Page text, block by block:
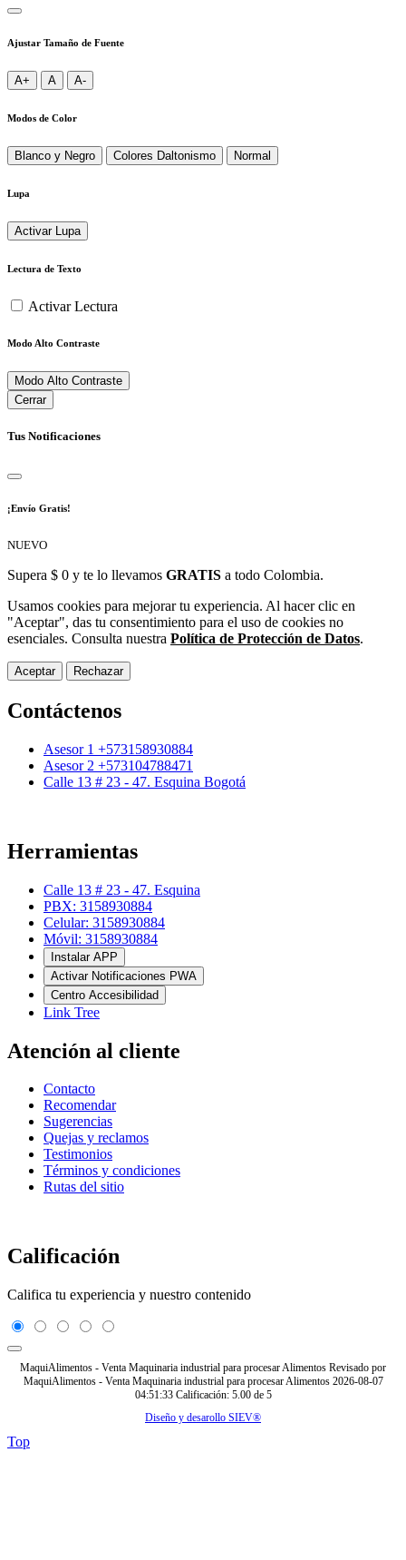
Ajustar Tamaño de Fuente
A+ A A-
Modos de Color
Blanco y Negro Colores Daltonismo Normal
Lupa
Activar Lupa
Lectura de Texto
Activar Lectura
Modo Alto Contraste
Modo Alto Contraste
Cerrar
Tus Notificaciones
¡Envío Gratis!
NUEVO
Supera $ 0 y te lo llevamos GRATIS a todo Colombia.
Usamos cookies para mejorar tu experiencia. Al hacer clic en
"Aceptar", das tu consentimiento para el uso de cookies no
esenciales. Consulta nuestra Política de Protección de Datos.
Aceptar Rechazar
Contáctenos
Asesor 1 +573158930884
Asesor 2 +573104788471
Calle 13 # 23 - 47. Esquina Bogotá
Herramientas
Calle 13 # 23 - 47. Esquina
PBX: 3158930884
Celular: 3158930884
Móvil: 3158930884
Instalar APP
Activar Notificaciones PWA
Centro Accesibilidad
Link Tree
Atención al cliente
Contacto
Recomendar
Sugerencias
Quejas y reclamos
Testimonios
Términos y condiciones
Rutas del sitio
Calificación
Califica tu experiencia y nuestro contenido
MaquiAlimentos - Venta Maquinaria industrial para procesar Alimentos Revisado por
MaquiAlimentos - Venta Maquinaria industrial para procesar Alimentos 2026-08-07
04:51:33 Calificación: 5.00 de 5
Diseño y desarollo SIEV®
Top